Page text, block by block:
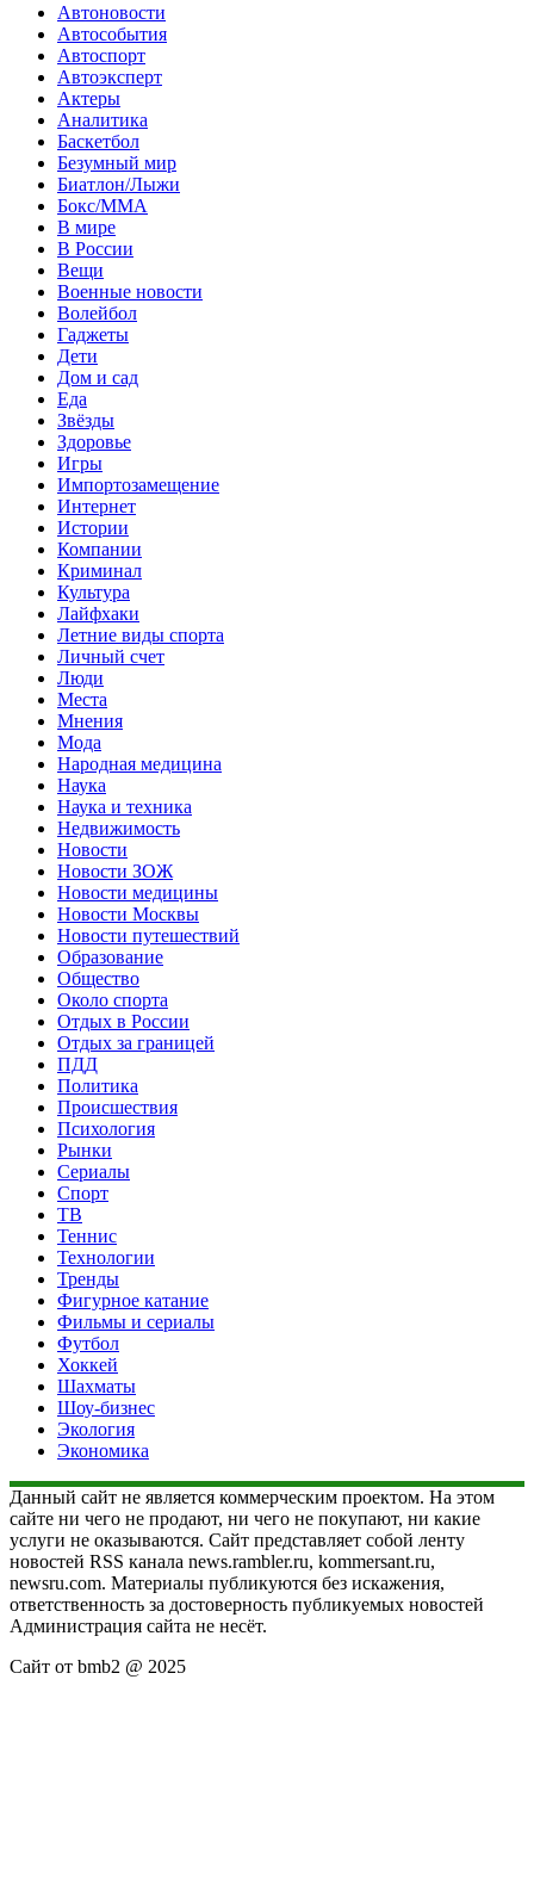
Автоновости
Автособытия
Автоспорт
Автоэксперт
Актеры
Аналитика
Баскетбол
Безумный мир
Биатлон/Лыжи
Бокс/MMA
В мире
В России
Вещи
Военные новости
Волейбол
Гаджеты
Дети
Дом и сад
Еда
Звёзды
Здоровье
Игры
Импортозамещение
Интернет
Истории
Компании
Криминал
Культура
Лайфхаки
Летние виды спорта
Личный счет
Люди
Места
Мнения
Мода
Народная медицина
Наука
Наука и техника
Недвижимость
Новости
Новости ЗОЖ
Новости медицины
Новости Москвы
Новости путешествий
Образование
Общество
Около спорта
Отдых в России
Отдых за границей
ПДД
Политика
Происшествия
Психология
Рынки
Сериалы
Спорт
ТВ
Теннис
Технологии
Тренды
Фигурное катание
Фильмы и сериалы
Футбол
Хоккей
Шахматы
Шоу-бизнес
Экология
Экономика
Данный сайт не является коммерческим проектом. На этом
сайте ни чего не продают, ни чего не покупают, ни какие
услуги не оказываются. Сайт представляет собой ленту
новостей RSS канала news.rambler.ru, kommersant.ru,
newsru.com. Материалы публикуются без искажения,
ответственность за достоверность публикуемых новостей
Администрация сайта не несёт.
Сайт от bmb2 @ 2025